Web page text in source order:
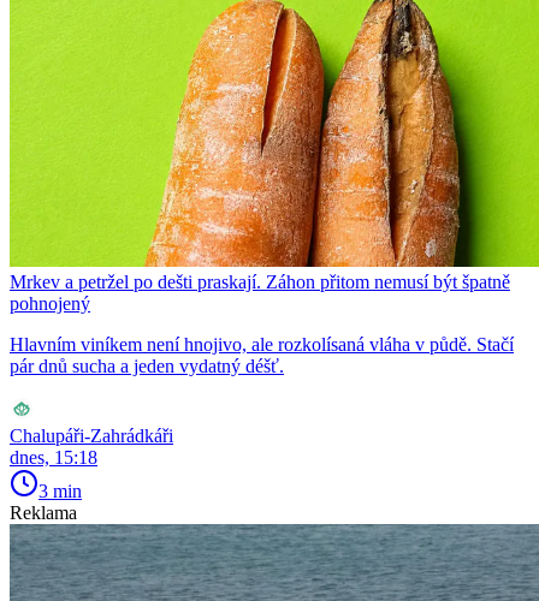
Mrkev a petržel po dešti praskají. Záhon přitom nemusí být špatně
pohnojený
Hlavním viníkem není hnojivo, ale rozkolísaná vláha v půdě. Stačí
pár dnů sucha a jeden vydatný déšť.
Chalupáři-Zahrádkáři
dnes, 15:18
3 min
Reklama